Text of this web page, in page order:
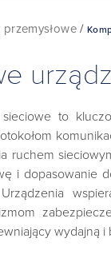
/
to
ruchem
i dopasowanie
wydajną